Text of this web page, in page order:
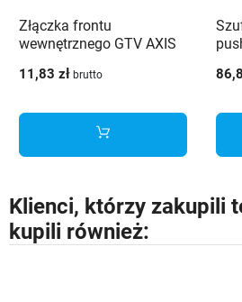
Złączka frontu
wewnętrznego GTV AXIS
PB-AXISPRO-WEWMOCB1
11,83 zł brutto
Klienci, którzy zakupili
kupili również: